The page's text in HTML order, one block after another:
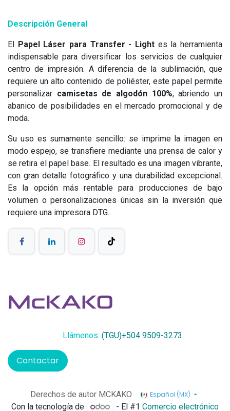
Descripción General
El Papel Láser para Transfer - Light es la herramienta
indispensable para diversificar los servicios de cualquier
centro de impresión. A diferencia de la sublimación, que
requiere un alto contenido de poliéster, este papel permite
personalizar camisetas de algodón 100%, abriendo un
abanico de posibilidades en el mercado promocional y de
moda.
Su uso es sumamente sencillo: se imprime la imagen en
modo espejo, se transfiere mediante una prensa de calor y
se retira el papel base. El resultado es una imagen vibrante,
con gran detalle fotográfico y una durabilidad excepcional.
Es la opción más rentable para producciones de bajo
volumen o personalizaciones únicas sin la inversión que
requiere una impresora DTG.
Llámenos: (TGU)+504 9509-3273
Contactar
Derechos de autor MCKAKO Español (MX)
Con la tecnología de - El #1Comercio electrónico